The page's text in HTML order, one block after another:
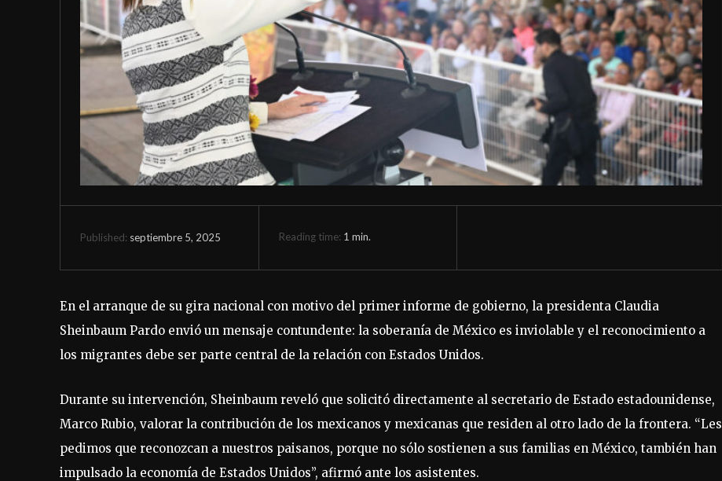
Published: septiembre 5, 2025 Reading time: 1 min.
En el arranque de su gira nacional con motivo del primer informe de gobierno, la presidenta Claudia
Sheinbaum Pardo envió un mensaje contundente: la soberanía de México es inviolable y el reconocimiento a
los migrantes debe ser parte central de la relación con Estados Unidos.
Durante su intervención, Sheinbaum reveló que solicitó directamente al secretario de Estado estadounidense,
Marco Rubio, valorar la contribución de los mexicanos y mexicanas que residen al otro lado de la frontera. “Les
pedimos que reconozcan a nuestros paisanos, porque no sólo sostienen a sus familias en México, también han
impulsado la economía de Estados Unidos”, afirmó ante los asistentes.